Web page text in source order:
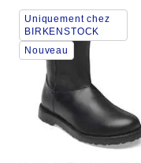
Cliquer
sur
les
échantillons
couleurs
modifiera
l’image
Uniquement chez
BIRKENSTOCK
Nouveau